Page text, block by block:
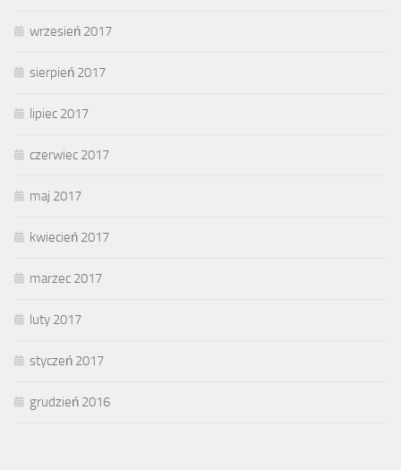
wrzesień 2017
sierpień 2017
lipiec 2017
czerwiec 2017
maj 2017
kwiecień 2017
marzec 2017
luty 2017
styczeń 2017
grudzień 2016